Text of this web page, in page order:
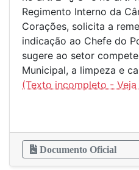
Regimento Interno da
Corações, solicita a
indicação ao Chefe do
sugere ao setor
Municipal, a limpeza e
Documento Oficial